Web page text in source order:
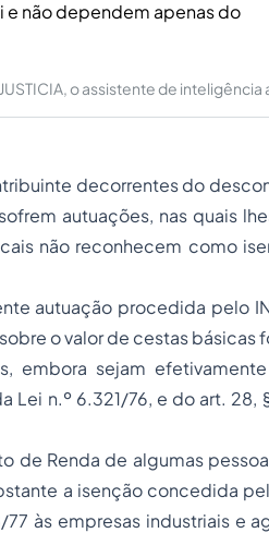
não dependem apenas do
o assistente de inteligência
decorrentes do
autuações, nas quais
não reconhecem como
autuação procedida pelo
o valor de cestas básicas
embora sejam efetivamente
n.º 6.321/76, e do art. 28,
de Renda de algumas
a isenção concedida
às empresas industriais e